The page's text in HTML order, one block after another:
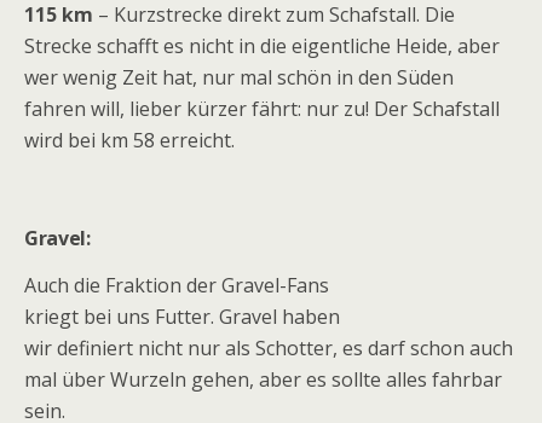
115 km – Kurzstrecke direkt zum Schafstall. Die
Strecke schafft es nicht in die eigentliche Heide, aber
wer wenig Zeit hat, nur mal schön in den Süden
fahren will, lieber kürzer fährt: nur zu! Der Schafstall
wird bei km 58 erreicht.
Gravel:
Auch die Fraktion der Gravel-Fans
kriegt bei uns Futter. Gravel haben
wir definiert nicht nur als Schotter, es darf schon auch
mal über Wurzeln gehen, aber es sollte alles fahrbar
sein.